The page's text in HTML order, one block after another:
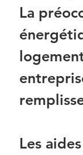
La
Les